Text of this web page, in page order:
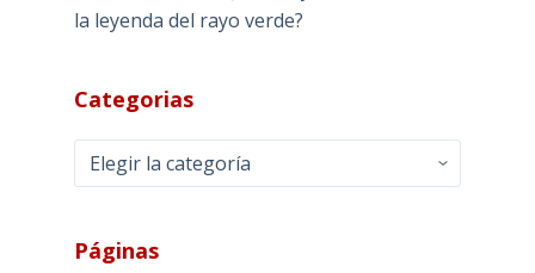
la leyenda del rayo verde?
Categorias
Categorias
Páginas